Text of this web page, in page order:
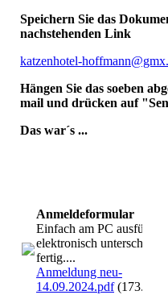
Speichern Sie das
nachstehenden Link
katzenhotel-
Hängen Sie das soeben
mail und drücken auf
Das war´s ...
Anmeldeformular
Einfach am PC ausfüllen,
elektronisch
fertig....
Anmeldung neu-
14.09.2024.pdf